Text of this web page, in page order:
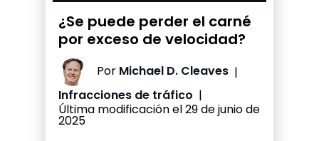
¿Se puede perder el carné
por exceso de velocidad?
Por Michael D. Cleaves |
Infracciones de tráfico |
Última modificación el 29 de junio de
2025